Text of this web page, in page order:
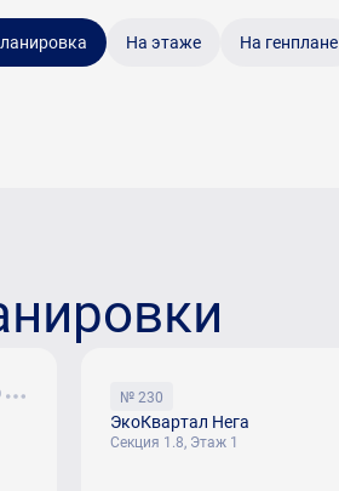
На этаже На генплане
№ 230
ЭкоКвартал Нега
Секция 1.8, Этаж 1